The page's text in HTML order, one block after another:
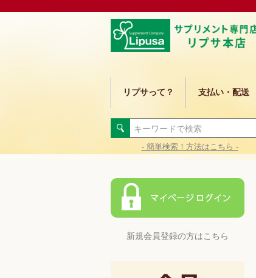
リプサって？ 支払い・配送
- 簡単検索！方法はこちら -
新規会員登録の方はこちら